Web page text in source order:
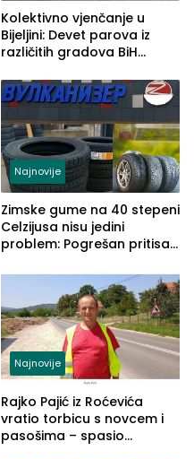
Kolektivno vjenčanje u
Bijeljini: Devet parova iz
različitih gradova BiH
Najnovije
Zimske gume na 40 stepeni
Celzijusa nisu jedini
problem: Pogrešan pritisak
Najnovije
Rajko Pajić iz Roćevića
vratio torbicu s novcem i
pasošima – spasio